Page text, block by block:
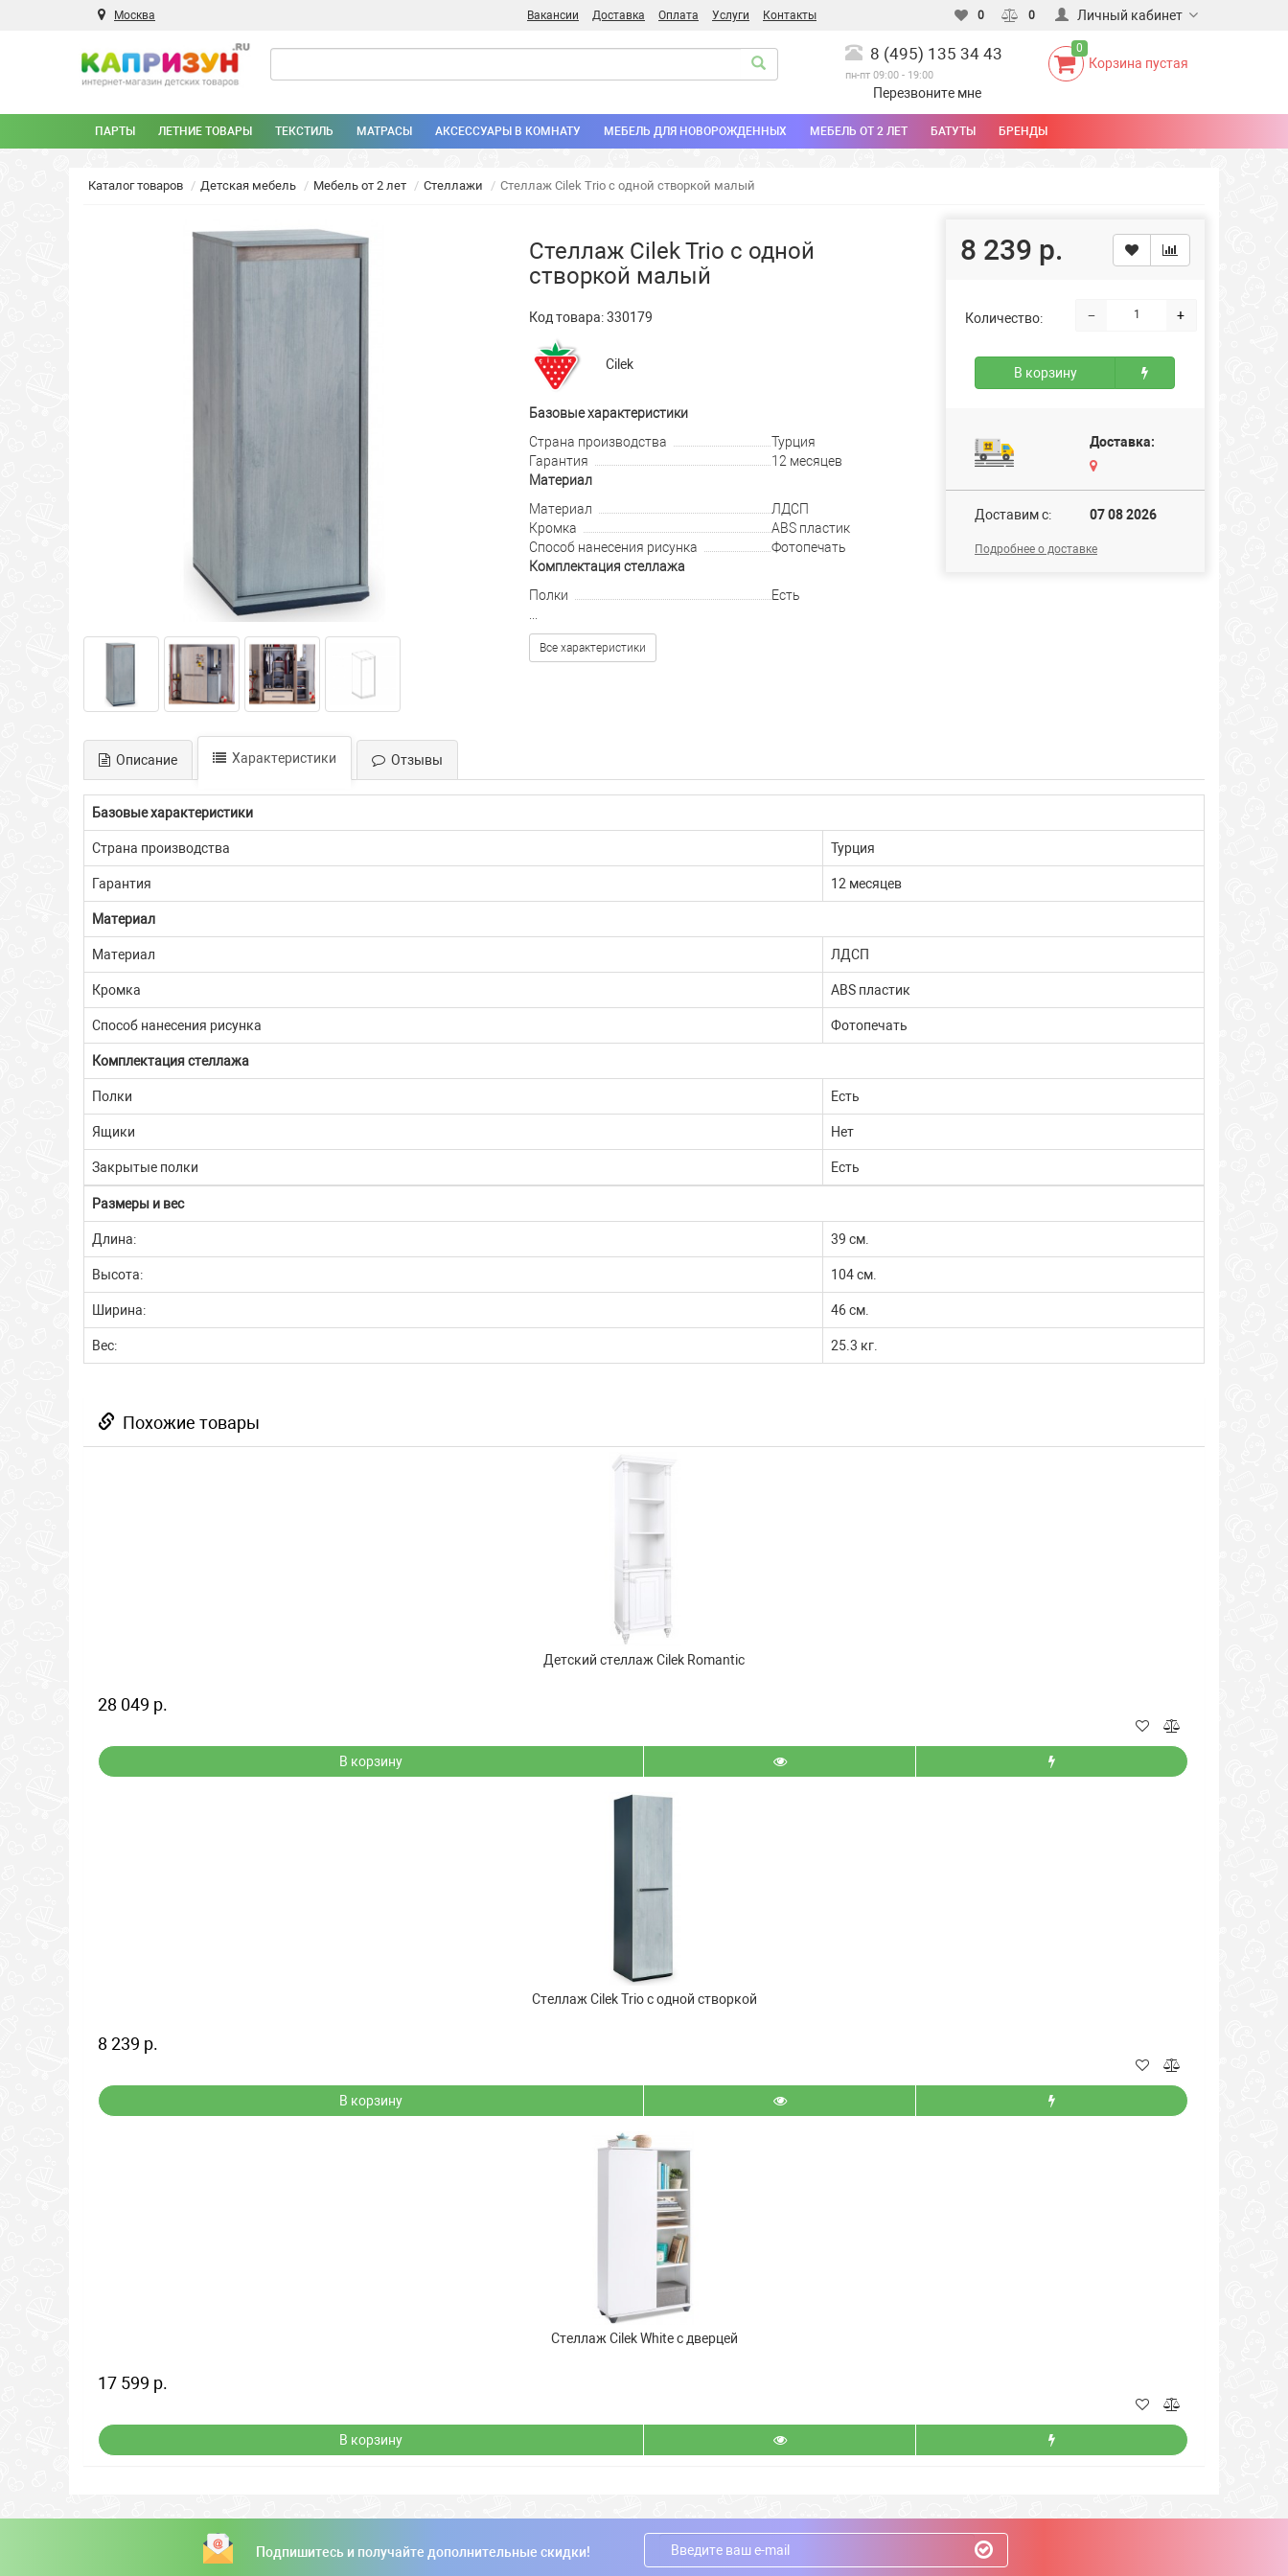
Москва Вакансии Доставка Оплата Услуги Контакты 0 0 Личный кабинет
8 (495) 135 34 43
пн-пт 09:00 - 19:00
Перезвоните мне
0
Корзина пустая
ПАРТЫ ЛЕТНИЕ ТОВАРЫ ТЕКСТИЛЬ МАТРАСЫ АКСЕССУАРЫ В КОМНАТУ МЕБЕЛЬ ДЛЯ НОВОРОЖДЕННЫХ МЕБЕЛЬ ОТ 2 ЛЕТ БАТУТЫ БРЕНДЫ
Каталог товаров Детская мебель Мебель от 2 лет Стеллажи Стеллаж Cilek Trio с одной створкой малый
Стеллаж Cilek Trio с одной
створкой малый
Код товара:330179
Cilek
Базовые характеристики
Страна производства
Турция
Гарантия
12 месяцев
Материал
Материал
ЛДСП
Кромка
ABS пластик
Способ нанесения рисунка
Фотопечать
Комплектация стеллажа
Полки
Есть
...
Все характеристики
8 239 р.
Количество: − +
В корзину
Доставка:
Доставим c: 07 08 2026
Подробнее о доставке
Описание Характеристики Отзывы
Базовые характеристики
Страна производства Турция
Гарантия 12 месяцев
Материал
Материал ЛДСП
Кромка ABS пластик
Способ нанесения рисунка Фотопечать
Комплектация стеллажа
Полки Есть
Ящики Нет
Закрытые полки Есть
Размеры и вес
Длина: 39 см.
Высота: 104 см.
Ширина: 46 см.
Вес: 25.3 кг.
Похожие товары
Детский стеллаж Cilek Romantic
28 049 р.
В корзину
Стеллаж Cilek Trio с одной створкой
8 239 р.
В корзину
Стеллаж Cilek White с дверцей
17 599 р.
В корзину
Подпишитесь и получайте дополнительные скидки!